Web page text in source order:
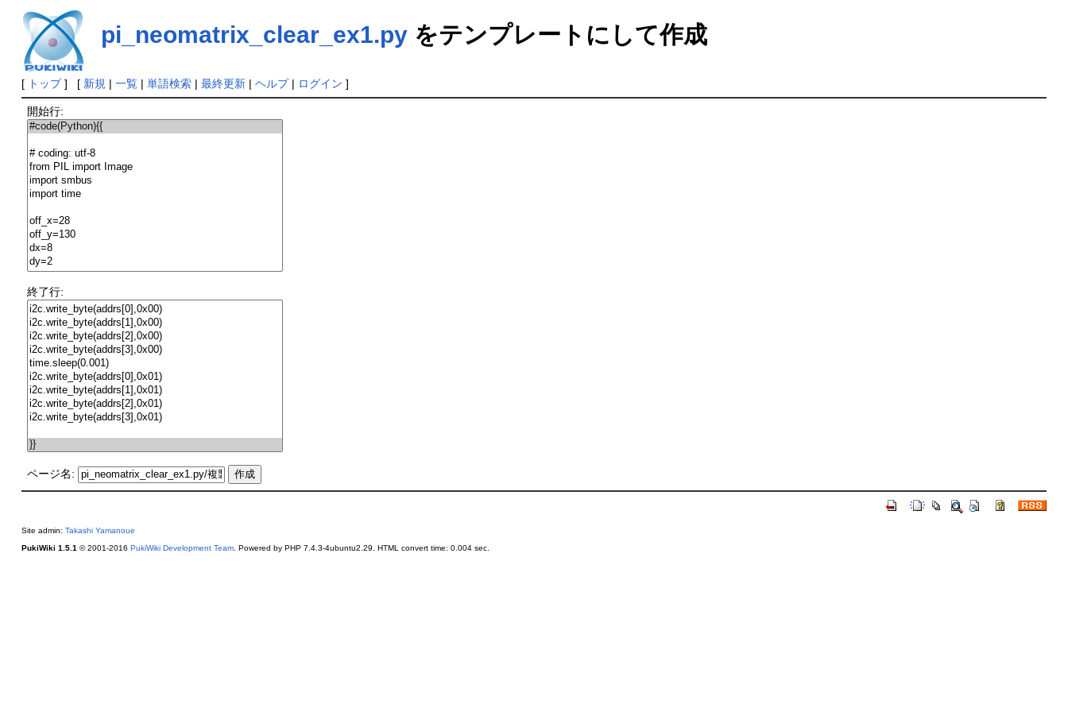
pi_neomatrix_clear_ex1.pyをテンプレートにして作成
[ トップ] [ 新規 | 一覧| 単語検索| 最終更新| ヘルプ| ログイン ]
開始行:
終了行:
ページ名:
Site admin: Takashi Yamanoue
PukiWiki 1.5.1 © 2001-2016 PukiWiki Development Team. Powered by PHP 7.4.3-4ubuntu2.29. HTML convert time: 0.004 sec.